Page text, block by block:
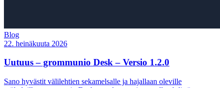
Blog
22. heinäkuuta 2026
Uutuus – grommunio Desk – Versio 1.2.0
Sano hyvästit välilehtien sekamelsalle ja hajallaan oleville